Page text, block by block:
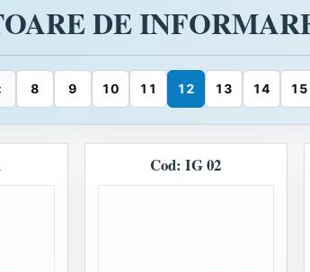
DE
8 9 10 11 12 13 14 15
Cod: IG 02